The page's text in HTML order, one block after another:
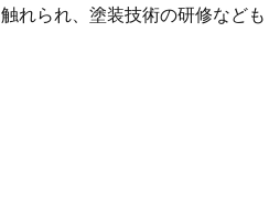
れられ、塗装技術の研修なども